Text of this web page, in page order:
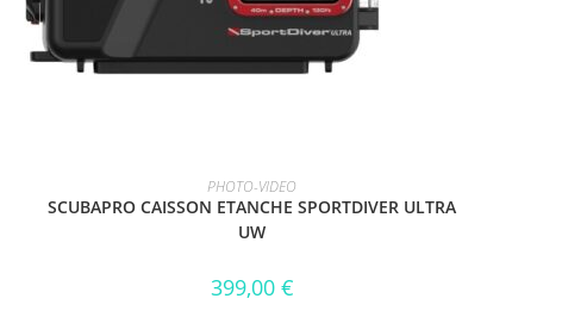
LIRE LA SUITE
PHOTO-VIDEO
SCUBAPRO CAISSON ETANCHE SPORTDIVER ULTRA
UW
399,00 €